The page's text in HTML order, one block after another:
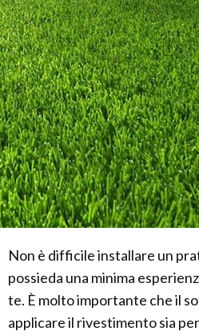
Non è difficile installare un
possieda una minima
te. È molto importante che il
applicare il rivestimento sia